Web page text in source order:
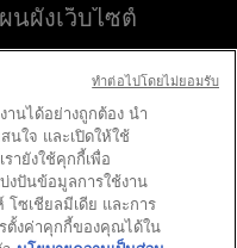
นผังเว็บไซต์
นหาร้านค้า
งค่าคุกกี้
านได้อย่างถูกต้อง นำ
นใจ และเปิดให้ใช้
ายังใช้คุกกี้เพื่อ
งปันข้อมูลการใช้งาน
โซเชียลมีเดีย และการ
ตั้งค่าคุกกี้ของคุณได้ใน
ทําต่อไปโดยไม่ยอมรับ